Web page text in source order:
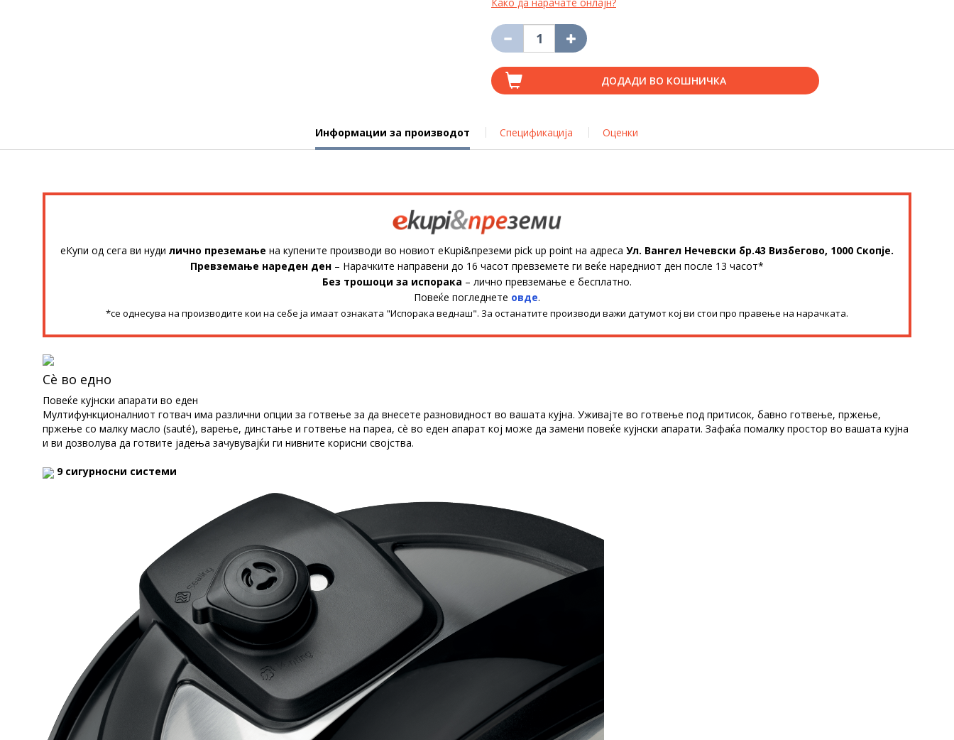
ДОДАДИ ВО КОШНИЧКА
Информации за производот Спецификација Оценки
еКупи од сега ви нуди лично преземање на купените производи во новиот eKupi&преземи pick up point на адреса Ул. Вангел Нечевски бр.43 Визбегово, 1000 Скопје.
Превземање нареден ден – Нарачките направени до 16 часот превземете ги веќе наредниот ден после 13 часот*
Без трошоци за испорака – лично превземање е бесплатно.
Повеќе погледнете овде.
*се однесува на производите кои на себе ја имаат ознаката "Испорака веднаш". За останатите производи важи датумот кој ви стои про правење на нарачката.
Сѐ во едно
Повеќе кујнски апарати во еден
Мултифункционалниот готвач има различни опции за готвење за да внесете разновидност во вашата кујна. Уживајте во готвење под притисок, бавно готвење, пржење,
пржење со малку масло (sauté), варење, динстање и готвење на пареа, сè во еден апарат кој може да замени повеќе кујнски апарати. Зафаќа помалку простор во вашата кујна
и ви дозволува да готвите јадења зачувувајќи ги нивните корисни својства.
9 сигурносни системи